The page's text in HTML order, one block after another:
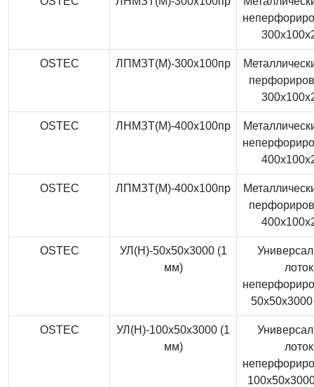
OSTEC ЛПМЗТ(М)-300x100пр
OSTEC ЛНМЗТ(М)-400x100пр
OSTEC ЛПМЗТ(М)-400x100пр
OSTEC
УЛ(Н)-50x50x3000 (1
мм)
лоток
OSTEC
УЛ(Н)-100x50x3000 (1
мм)
лоток